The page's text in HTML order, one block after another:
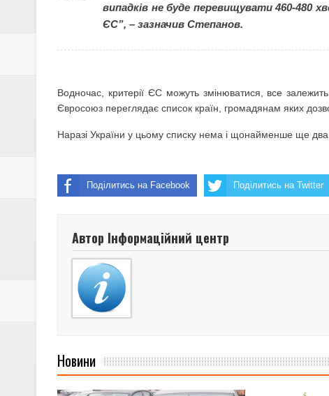
НКРЕКП встановила нові тарифи
19 СІЧНЯ – ОСТАННІЙ ДЕНЬ
19 СІЧНЯ – ХРЕЩЕННЯ
випадків не буде перевищувати 460-480
ЄС”, – зазначив Степанов.
Водночас, критерії ЄС можуть змінюватися, все залежить
Євросоюз переглядає список країн, громадянам яких
Наразі України у цьому списку нема і щонайменше ще два
Поділитись на Facebook Поділитись на Twitter
Автор Інформаційний центр
Новини